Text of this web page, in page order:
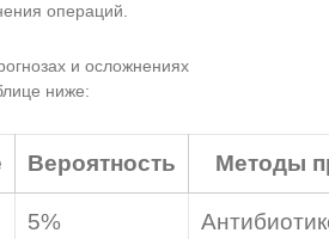
операций.
и осложнениях
ниже:
Вероятность Методы
5%